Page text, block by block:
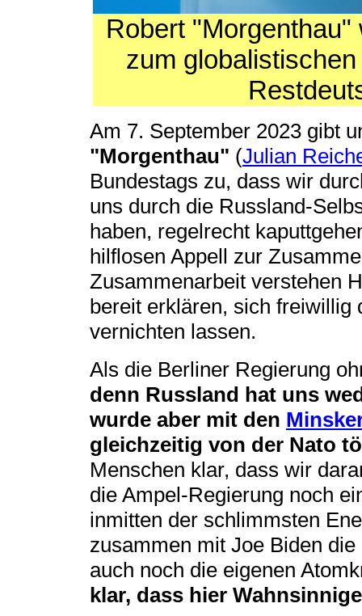
Robert
zum
Am 7. September 2023 gibt
"Morgenthau" (Julian
Bundestags zu, dass wir
uns durch die Russland-
haben, regelrecht
hilflosen Appell zur
Zusammenarbeit verstehen
bereit erklären, sich freiwillig
vernichten lassen.
Als die Berliner Regierung
denn Russland hat uns
wurde aber mit den
gleichzeitig von der Nato
Menschen klar, dass wir
die Ampel-Regierung noch
inmitten der schlimmsten
zusammen mit Joe Biden
auch noch die eigenen
klar, dass hier